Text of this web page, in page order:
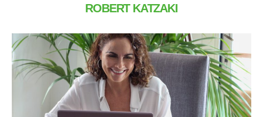
ROBERT KATZAKI